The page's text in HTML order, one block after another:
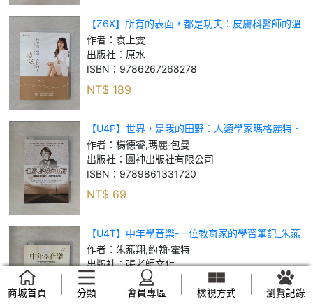
【Z6X】所有的表面，都是功夫：皮膚科醫師的溫
柔告白_袁上雯
作者： 袁上雯
出版社： 原水
ISBN： 9786267268278
NT$ 189
【U4P】世界，是我的田野：人類學家瑪格麗特．
米德的發現之旅_楊德睿, 瑪麗‧包曼
作者： 楊德睿,瑪麗‧包曼
出版社： 圓神出版社有限公司
ISBN： 9789861331720
NT$ 69
【U4T】中年學音樂-一位教育家的學習筆記_朱燕
翔, 約翰‧霍特
作者： 朱燕翔,約翰‧霍特
出版社：張老師文化
ISBN：
9789576936692
NT$59
商城首頁 分類 會員專區 檢視方式 瀏覽記錄